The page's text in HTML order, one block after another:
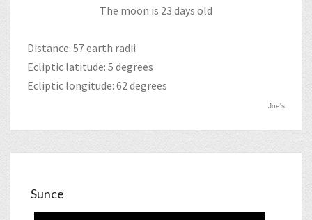
The moon is 23 days old
Distance: 57 earth radii
Ecliptic latitude: 5 degrees
Ecliptic longitude: 62 degrees
Joe's
Sunce